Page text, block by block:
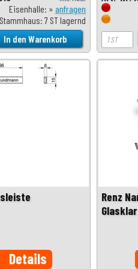
Eisenhalle: » anfragen
Stammhaus: 7 ST lagernd
Details
Renz
Glasklar